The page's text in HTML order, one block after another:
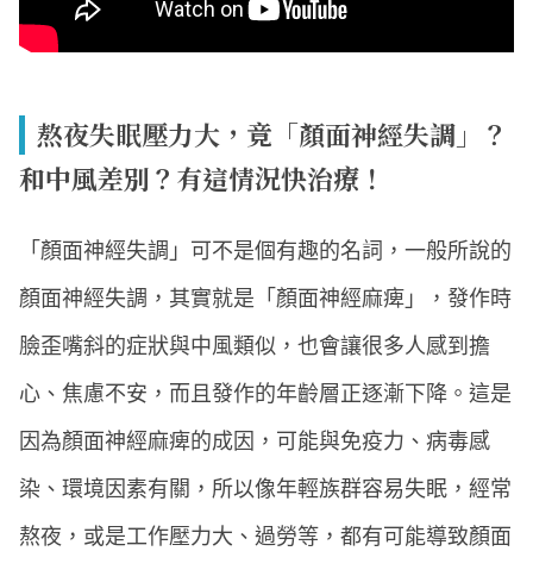
熬夜失眠壓力大，竟「顏面神經失調」？
和中風差別？有這情況快治療！
「顏面神經失調」可不是個有趣的名詞，一般所說的
顏面神經失調，其實就是「顏面神經麻痺」，發作時
臉歪嘴斜的症狀與中風類似，也會讓很多人感到擔
心、焦慮不安，而且發作的年齡層正逐漸下降。這是
因為顏面神經麻痺的成因，可能與免疫力、病毒感
染、環境因素有關，所以像年輕族群容易失眠，經常
熬夜，或是工作壓力大、過勞等，都有可能導致顏面